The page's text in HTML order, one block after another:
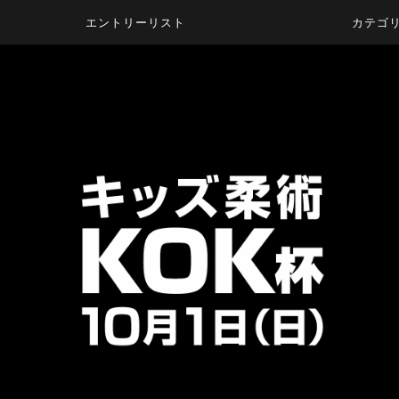
エントリーリスト カテゴ